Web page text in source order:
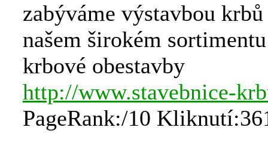
zabýváme výstavbou
našem širokém
krbové obestavby
http://www.stavebnice-
PageRank:/10